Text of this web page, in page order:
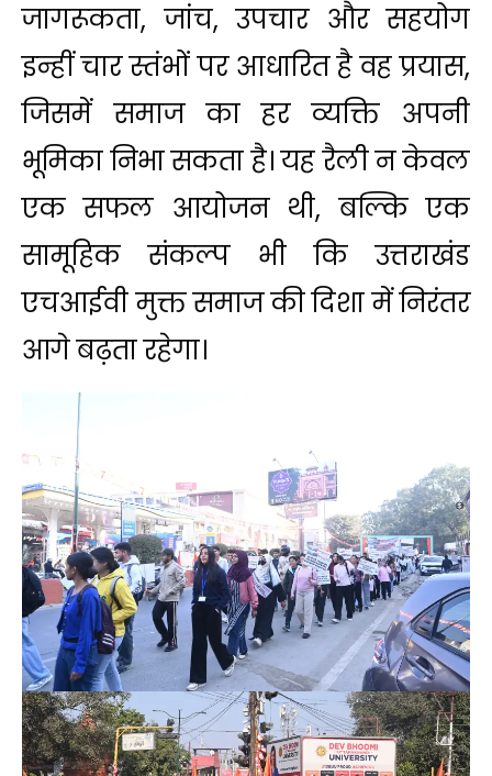
जागरूकता, जांच, उपचार और सहयोग
इन्हीं चार स्तंभों पर आधारित है वह प्रयास,
जिसमें समाज का हर व्यक्ति अपनी
भूमिका निभा सकता है। यह रैली न केवल
एक सफल आयोजन थी, बल्कि एक
सामूहिक संकल्प भी कि उत्तराखंड
एचआईवी मुक्त समाज की दिशा में निरंतर
आगे बढ़ता रहेगा।